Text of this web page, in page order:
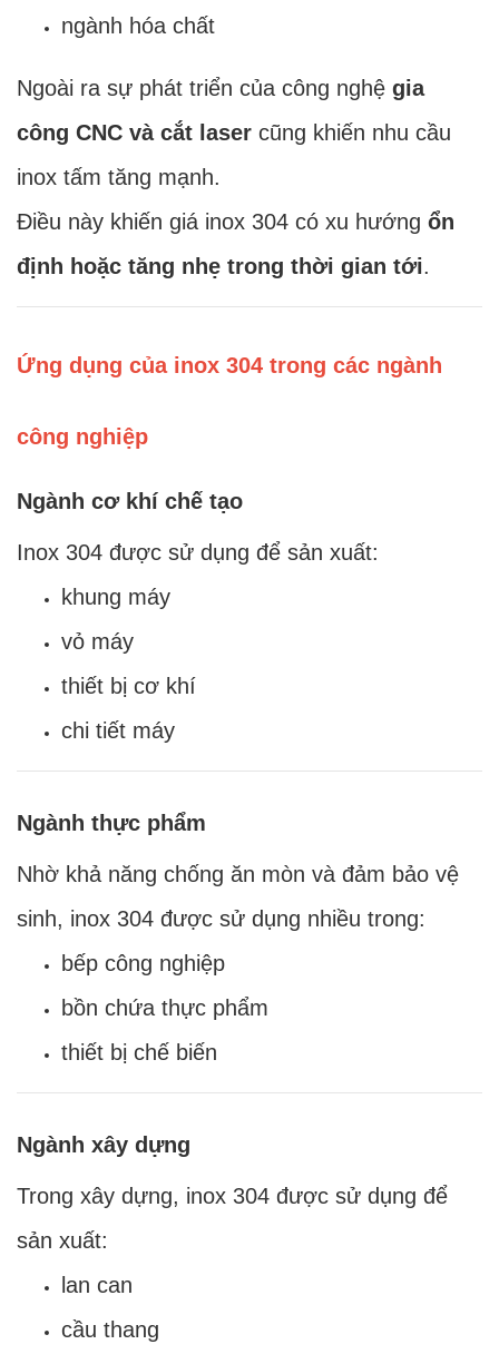
ngành hóa chất
Ngoài ra sự phát triển của công nghệ gia
công CNC và cắt laser cũng khiến nhu cầu
inox tấm tăng mạnh.
Điều này khiến giá inox 304 có xu hướng ổn
định hoặc tăng nhẹ trong thời gian tới.
Ứng dụng của inox 304 trong các ngành
công nghiệp
Ngành cơ khí chế tạo
Inox 304 được sử dụng để sản xuất:
khung máy
vỏ máy
thiết bị cơ khí
chi tiết máy
Ngành thực phẩm
Nhờ khả năng chống ăn mòn và đảm bảo vệ
sinh, inox 304 được sử dụng nhiều trong:
bếp công nghiệp
bồn chứa thực phẩm
thiết bị chế biến
Ngành xây dựng
Trong xây dựng, inox 304 được sử dụng để
sản xuất:
lan can
cầu thang